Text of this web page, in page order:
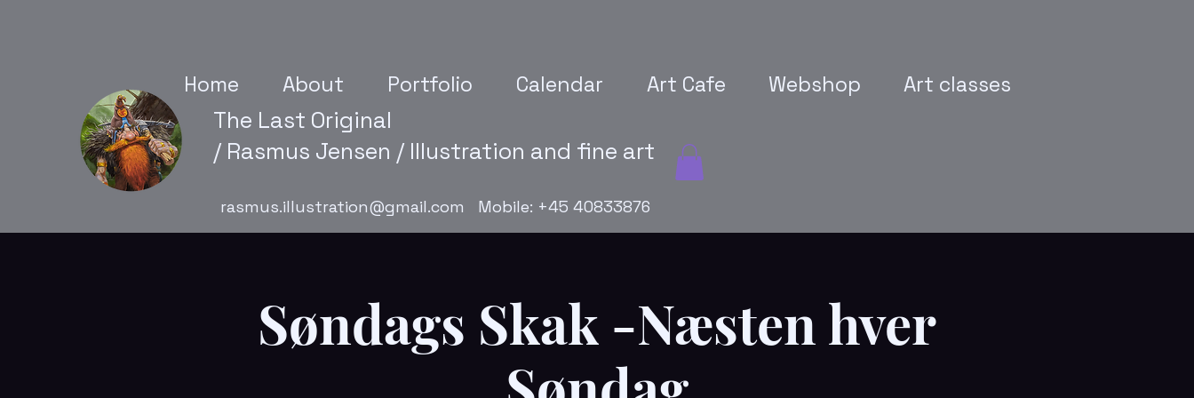
The Last Original
/ Rasmus Jensen / Illustration and fine art
rasmus.illustration@gmail.com Mobile: +45 40833876
Home About Portfolio Calendar Art Cafe Webshop Art classes
Søndags Skak -Næsten hver